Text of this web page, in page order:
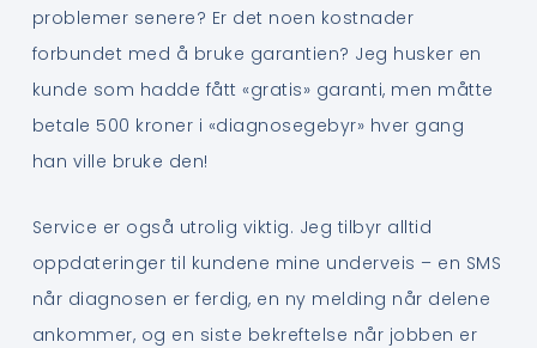
problemer senere? Er det noen kostnader
forbundet med å bruke garantien? Jeg husker en
kunde som hadde fått «gratis» garanti, men måtte
betale 500 kroner i «diagnosegebyr» hver gang
han ville bruke den!
Service er også utrolig viktig. Jeg tilbyr alltid
oppdateringer til kundene mine underveis – en SMS
når diagnosen er ferdig, en ny melding når delene
ankommer, og en siste bekreftelse når jobben er